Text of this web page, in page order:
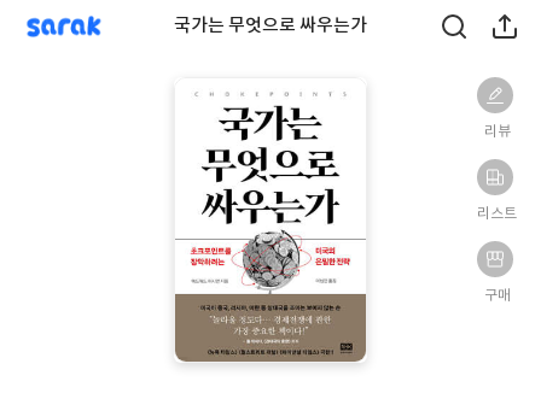
sarak 국가는 무엇으로 싸우는가
리뷰
리스트
구매